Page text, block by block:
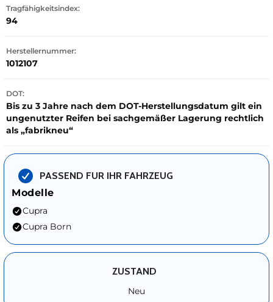
Tragfähigkeitsindex:
94
Herstellernummer:
1012107
DOT:
Bis zu 3 Jahre nach dem DOT-Herstellungsdatum gilt ein
ungenutzter Reifen bei sachgemäßer Lagerung rechtlich
als „fabrikneu“
PASSEND FUR IHR FAHRZEUG
Modelle
Cupra
Cupra Born
ZUSTAND
Neu